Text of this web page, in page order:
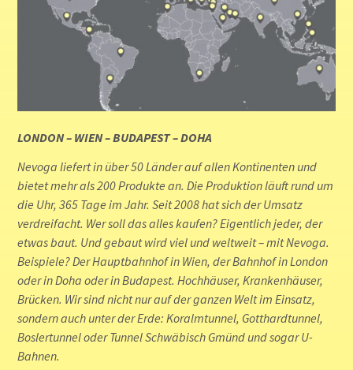
LONDON – WIEN – BUDAPEST – DOHA
Nevoga liefert in über 50 Länder auf allen Kontinenten und
bietet mehr als 200 Produkte an. Die Produktion läuft rund um
die Uhr, 365 Tage im Jahr. Seit 2008 hat sich der Umsatz
verdreifacht. Wer soll das alles kaufen? Eigentlich jeder, der
etwas baut. Und gebaut wird viel und weltweit – mit Nevoga.
Beispiele? Der Hauptbahnhof in Wien, der Bahnhof in London
oder in Doha oder in Budapest. Hochhäuser, Krankenhäuser,
Brücken. Wir sind nicht nur auf der ganzen Welt im Einsatz,
sondern auch unter der Erde: Koralmtunnel, Gotthardtunnel,
Boslertunnel oder Tunnel Schwäbisch Gmünd und sogar U-
Bahnen.